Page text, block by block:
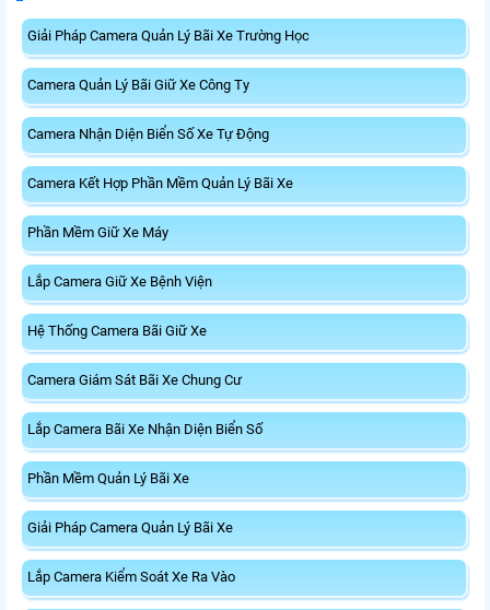
Giải Pháp Camera Quản Lý Bãi Xe Trường Học
Camera Quản Lý Bãi Giữ Xe Công Ty
Camera Nhận Diện Biển Số Xe Tự Động
Camera Kết Hợp Phần Mềm Quản Lý Bãi Xe
Phần Mềm Giữ Xe Máy
Lắp Camera Giữ Xe Bệnh Viện
Hệ Thống Camera Bãi Giữ Xe
Camera Giám Sát Bãi Xe Chung Cư
Lắp Camera Bãi Xe Nhận Diện Biển Số
Phần Mềm Quản Lý Bãi Xe
Giải Pháp Camera Quản Lý Bãi Xe
Lắp Camera Kiểm Soát Xe Ra Vào